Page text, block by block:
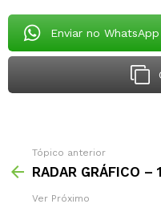
Enviar no WhatsApp
Tópico anterior
RADAR GRÁFICO
Ver Próximo